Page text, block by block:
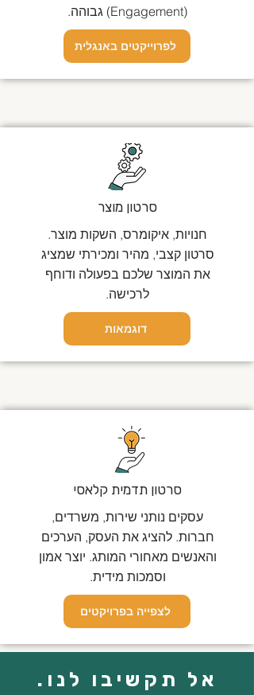
(Engagement) גבוהה.
לפרוייקטים באנגלית
סרטון מוצר
חנויות, איקומרס, השקות מוצר.
סרטון קצבי, מהיר ומכירתי שמציג
את המוצר שלכם בפעולה ודוחף
לרכישה.
דוגמאות
סרטון תדמית קלאסי
עסקים נותני שירות, משרדים,
חברות. להציג את העסק, הערכים
והאנשים מאחורי המותג. יוצר אמון
וסמכות מידית.
לצפייה בפרויקטים
אל תקשיבו לנו.